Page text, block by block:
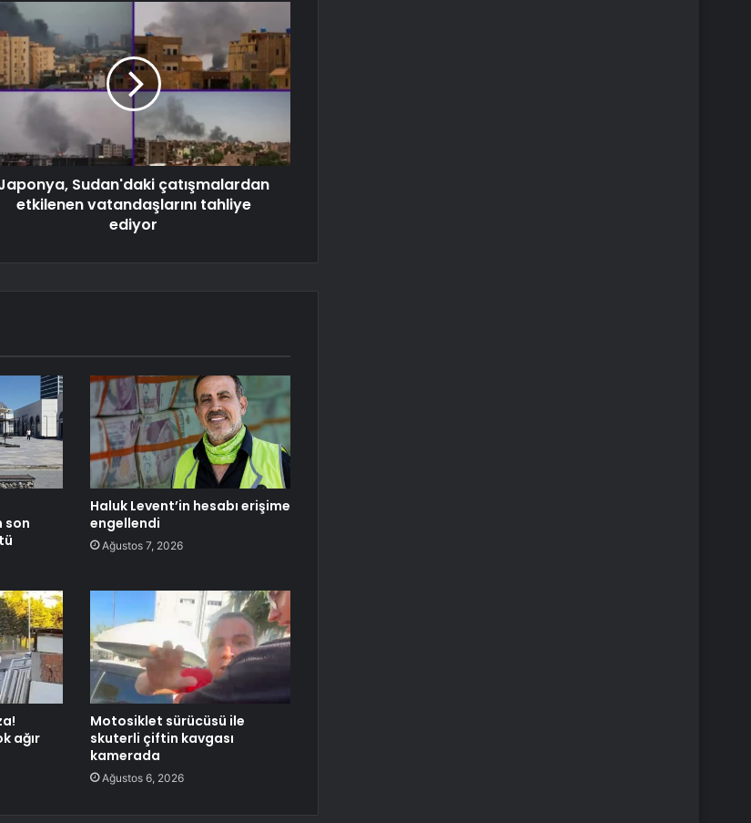
Sudan'daki çatışmalardan
etkilenen vatandaşlarını tahliye
ediyor
son
Haluk Levent’in hesabı erişime
engellendi
Ağustos 7, 2026
ağır
Motosiklet sürücüsü ile
skuterli çiftin kavgası
kamerada
Ağustos 6, 2026